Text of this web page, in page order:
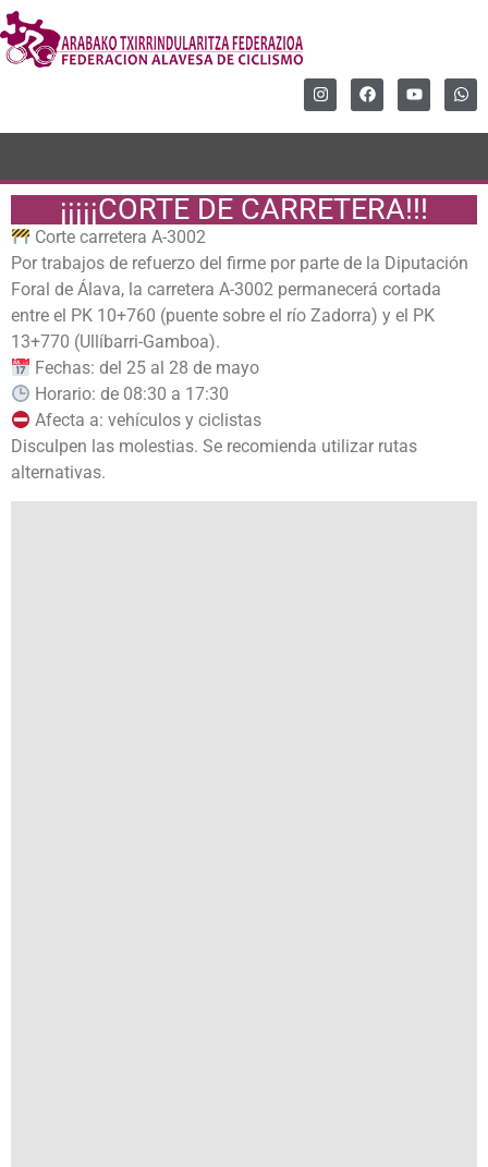
¡¡¡¡¡CORTE DE CARRETERA!!!
Corte carretera A-3002
Por trabajos de refuerzo del firme por parte de la Diputación
Foral de Álava, la carretera A-3002 permanecerá cortada
entre el PK 10+760 (puente sobre el río Zadorra) y el PK
13+770 (Ullíbarri-Gamboa).
Fechas: del 25 al 28 de mayo
Horario: de 08:30 a 17:30
Afecta a: vehículos y ciclistas
Disculpen las molestias. Se recomienda utilizar rutas
alternativas.